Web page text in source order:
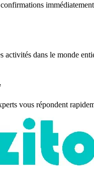
activités dans le monde
vous répondent